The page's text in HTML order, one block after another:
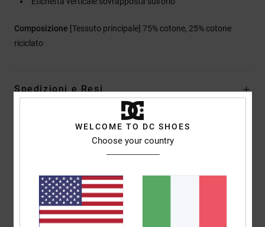
Composizione [Tessuto principale] 75% cotone, 25% cotone
riciclato
Spedizioni e Resi
Recensioni dei clienti
Punteggio medio
5.0
WELCOME TO DC SHOES
Choose your country